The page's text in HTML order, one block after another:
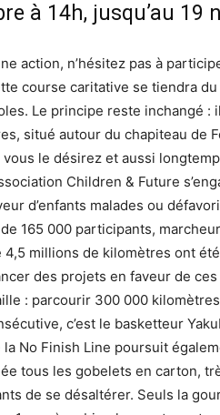
à 14h, jusqu’au 19
action, n’hésitez pas à
course caritative se tiendra du
Le principe reste inchangé :
situé autour du chapiteau de
le désirez et aussi
Children & Future
d’enfants malades ou
165 000 participants,
millions de kilomètres ont
des projets en faveur de ces
: parcourir 300 000
c’est le basketteur
No Finish Line poursuit
tous les gobelets en carton,
de se désaltérer. Seuls la